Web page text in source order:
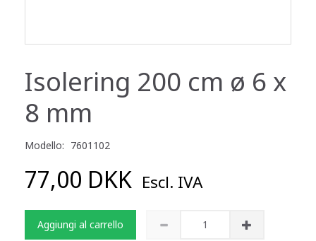
Isolering 200 cm ø 6 x
8 mm
Modello: 7601102
77,00 DKK Escl. IVA
Aggiungi al carrello